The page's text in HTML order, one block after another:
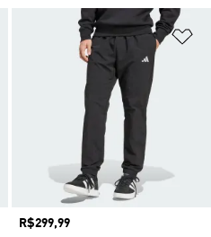
Adicionar à Lista de Desejos
Preço
R$299,99